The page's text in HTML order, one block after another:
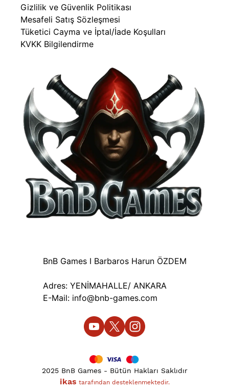
• Her pakette farklı nadirliklerde kartlar yer alır
Gizlilik ve Güvenlik Politikası
Mesafeli Satış Sözleşmesi
Tüketici Cayma ve İptal/İade Koşulları
KVKK Bilgilendirme
BnB Games I Barbaros Harun ÖZDEM
Adres: YENİMAHALLE/ ANKARA
E-Mail: info@bnb-games.com
2025 BnB Games - Bütün Hakları Saklıdır
ikas tarafından desteklenmektedir.